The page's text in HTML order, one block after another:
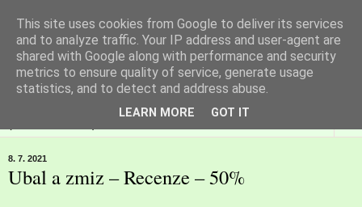
Filmspot
Recenze Honzy Vargy na filmové novinky v kinech
8. 7. 2021
Ubal a zmiz – Recenze – 50%
This site uses cookies from Google to deliver its services
and to analyze traffic. Your IP address and user-agent are
shared with Google along with performance and security
metrics to ensure quality of service, generate usage
statistics, and to detect and address abuse.
LEARN MORE GOT IT